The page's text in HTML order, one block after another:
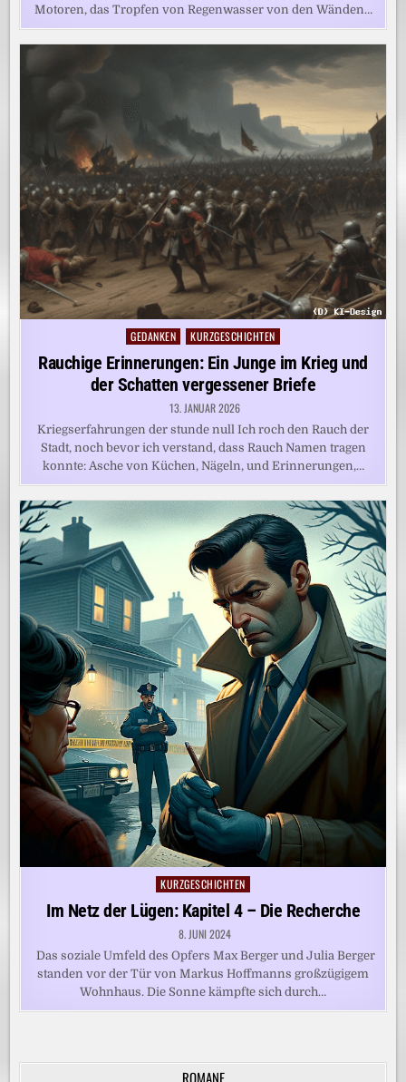
Motoren, das Tropfen von Regenwasser von den Wänden…
Posted
GEDANKEN KURZGESCHICHTEN
Rauchige Erinnerungen: Ein Junge im Krieg und
der Schatten vergessener Briefe
13. JANUAR 2026
Kriegserfahrungen der stunde null Ich roch den Rauch der
Stadt, noch bevor ich verstand, dass Rauch Namen tragen
konnte: Asche von Küchen, Nägeln, und Erinnerungen,…
Posted
KURZGESCHICHTEN
Im Netz der Lügen: Kapitel 4 – Die Recherche
8. JUNI 2024
Das soziale Umfeld des Opfers Max Berger und Julia Berger
standen vor der Tür von Markus Hoffmanns großzügigem
Wohnhaus. Die Sonne kämpfte sich durch…
ROMANE